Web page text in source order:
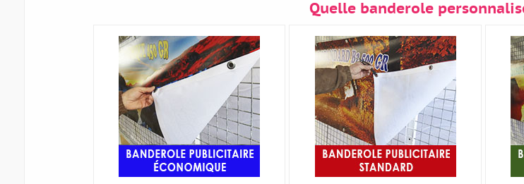
Quelle banderole